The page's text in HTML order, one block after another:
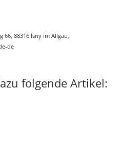
66, 88316 Isny im Allgäu,
de
folgende Artikel: